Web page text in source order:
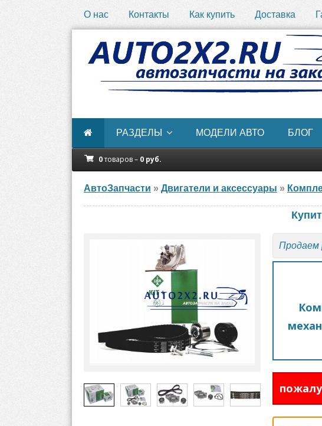
О нас Контакты Как купить Доставка
РАЗДЕЛЫ МОДЕЛИ АВТО БЛОГ
0товаров – 0 руб.
АвтоЗапчасти » Двигатели и аксессуары »
Продаем